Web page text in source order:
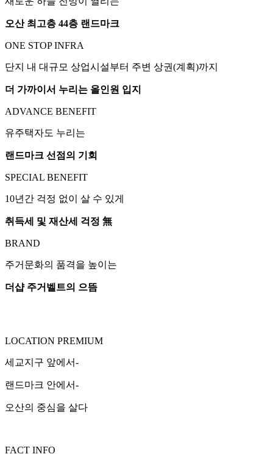
오산 최고층 44층 랜드마크
ONE STOP INFRA
단지 내 대규모 상업시설부터 주변 상권(계획)까지
더 가까이서 누리는 올인원 입지
ADVANCE BENEFIT
유주택자도 누리는
랜드마크 선점의 기회
SPECIAL BENEFIT
10년간 걱정 없이 살 수 있게
취득세 및 재산세 걱정 無
BRAND
주거문화의 품격을 높이는
더샵 주거벨트의 으뜸
LOCATION PREMIUM
세교지구 앞에서-
랜드마크 안에서-
오산의 중심을 살다
FACT INFO